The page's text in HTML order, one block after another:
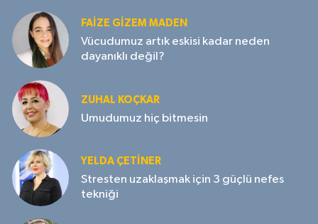
FAIZE GIZEM MADEN
Vücudumuz artık eskisi kadar neden
dayanıklı değil?
ZUHAL KOÇKAR
Umudumuz hiç bitmesin
YELDA ÇETİNER
Stresten uzaklaşmak için 3 güçlü nefes
tekniği